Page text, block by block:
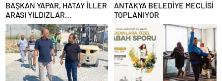
BAŞKAN YAPAR, HATAY İLLER
ARASI YILDIZLAR
TAEKWONDO ŞAMPİYONASI
FİNAL TÖRENİ’NE KATILDI
ANTAKYA BELEDİYE MECLİSİ
TOPLANIYOR